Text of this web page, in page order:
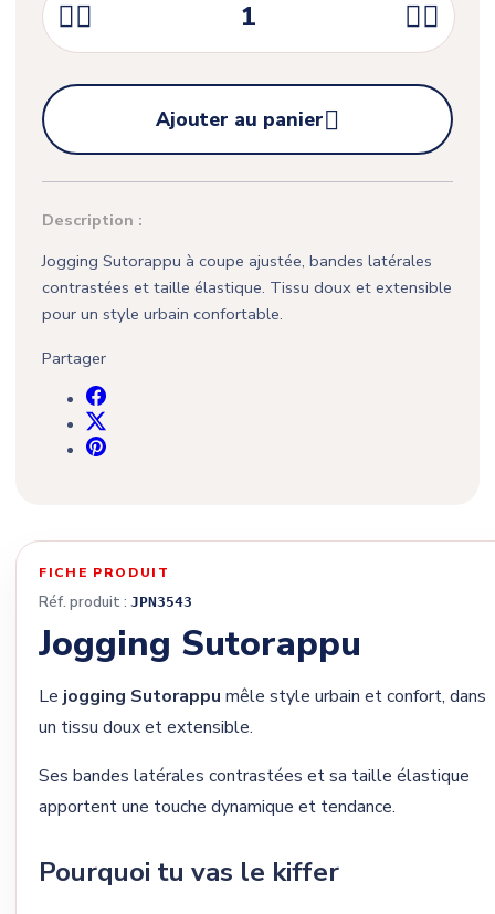
 

Ajouter au panier
Description :
Jogging Sutorappu à coupe ajustée, bandes latérales
contrastées et taille élastique. Tissu doux et extensible
pour un style urbain confortable.
Partager
FICHE PRODUIT
Réf. produit : JPN3543
Jogging Sutorappu
Le jogging Sutorappu mêle style urbain et confort, dans
un tissu doux et extensible.
Ses bandes latérales contrastées et sa taille élastique
apportent une touche dynamique et tendance.
Pourquoi tu vas le kiffer